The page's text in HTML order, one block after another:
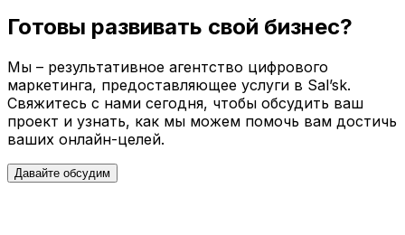
Готовы развивать свой бизнес?
Мы – результативное агентство цифрового
маркетинга, предоставляющее услуги в Sal’sk.
Свяжитесь с нами сегодня, чтобы обсудить ваш
проект и узнать, как мы можем помочь вам достичь
ваших онлайн-целей.
Давайте обсудим